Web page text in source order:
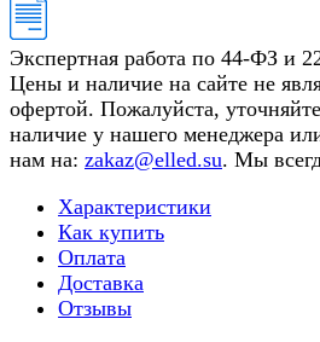
Экспертная работа по 44-ФЗ и
Цены и наличие на сайте не
офертой. Пожалуйста,
наличие у нашего менеджера
нам на: zakaz@elled.su. Мы
Характеристики
Как купить
Оплата
Доставка
Отзывы